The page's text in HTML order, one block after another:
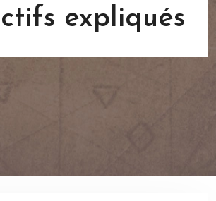
expliqués